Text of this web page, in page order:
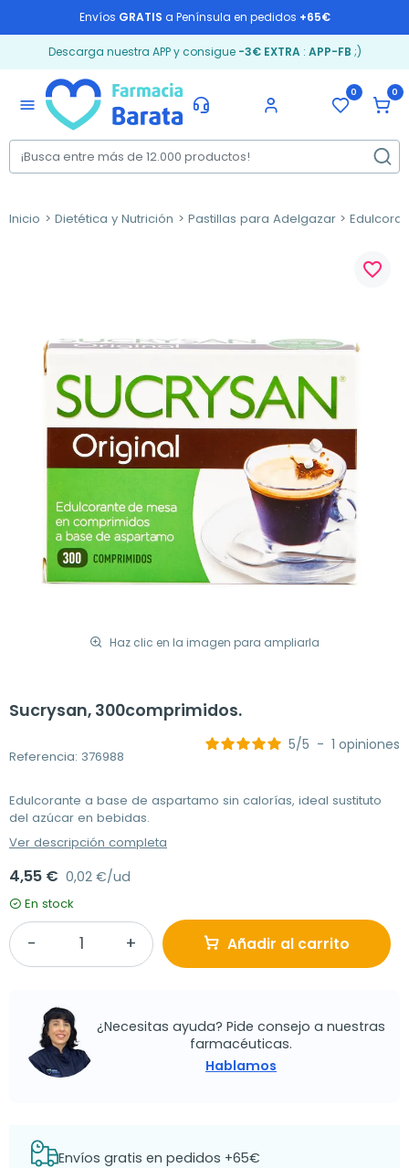
Envíos GRATIS a Península en pedidos +65€
Descarga nuestra APP y consigue -3€ EXTRA: APP-FB ;)
menu
0 0
Inicio Dietética y Nutrición Pastillas para Adelgazar
Haz clic en la imagen para ampliarla
favorite_border
Sucrysan, 300comprimidos.
Referencia: 376988
5/5 - 1 opiniones
Edulcorante a base de aspartamo sin calorías, ideal sustituto
del azúcar en bebidas.
Ver descripción completa
4,55 € 0,02 €/ud
En stock
Añadir al carrito
¿Necesitas ayuda? Pide consejo a nuestras
farmacéuticas.
Hablamos
Envíos gratis en pedidos +65€